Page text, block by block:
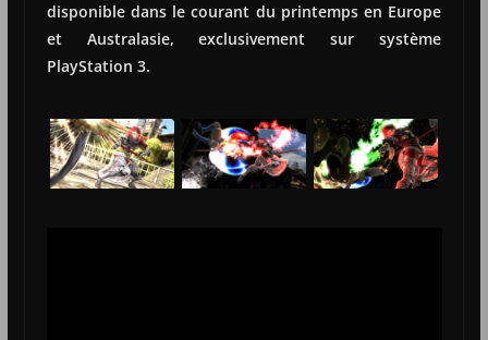
disponible dans le courant du printemps en Europe
et Australasie, exclusivement sur système
PlayStation 3.